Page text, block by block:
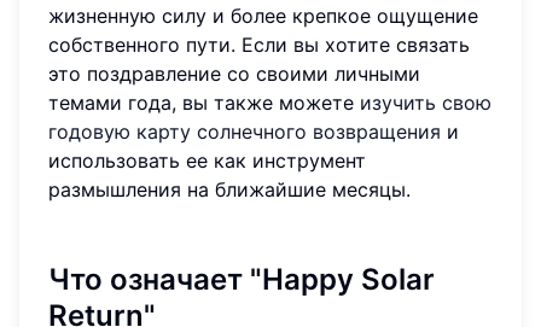
жизненную силу и более крепкое ощущение
собственного пути. Если вы хотите связать
это поздравление со своими личными
темами года, вы также можете изучить свою
годовую карту солнечного возвращения и
использовать ее как инструмент
размышления на ближайшие месяцы.
Что означает "Happy Solar
Return"